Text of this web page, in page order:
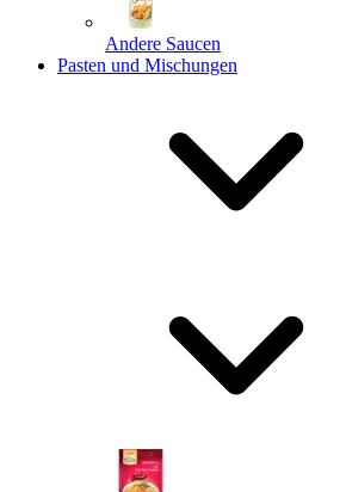
Andere Saucen
Pasten und Mischungen